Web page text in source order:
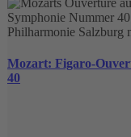
Mozart: Figaro-
40